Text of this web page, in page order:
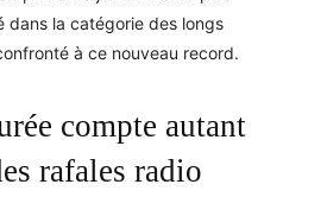
dans la catégorie des longs
à ce nouveau record.
compte autant
rafales radio